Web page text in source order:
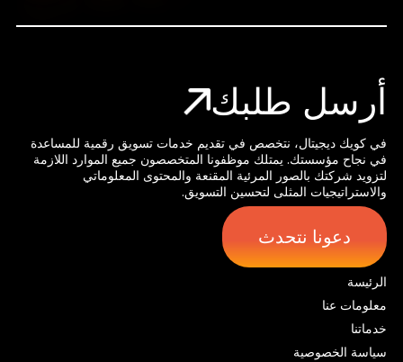
أرسل طلبك
في كويك ديجيتال، نتخصص في تقديم خدمات تسويق رقمية للمساعدة
في نجاح مؤسستك. يمتلك موظفونا المتخصصون جميع الموارد اللازمة
لتزويد شركتك بالصور المرئية المقنعة والمحتوى المعلوماتي
والاستراتيجيات المثلى لتحسين التسويق.
دعونا نتحدث
الرئيسة
معلومات عنا
خدماتنا
سياسة الخصوصية